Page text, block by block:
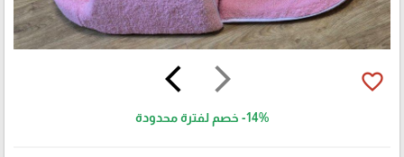
arrow_forward_ios
arrow_back_ios favorite_border
-14% خصم لفترة محدودة